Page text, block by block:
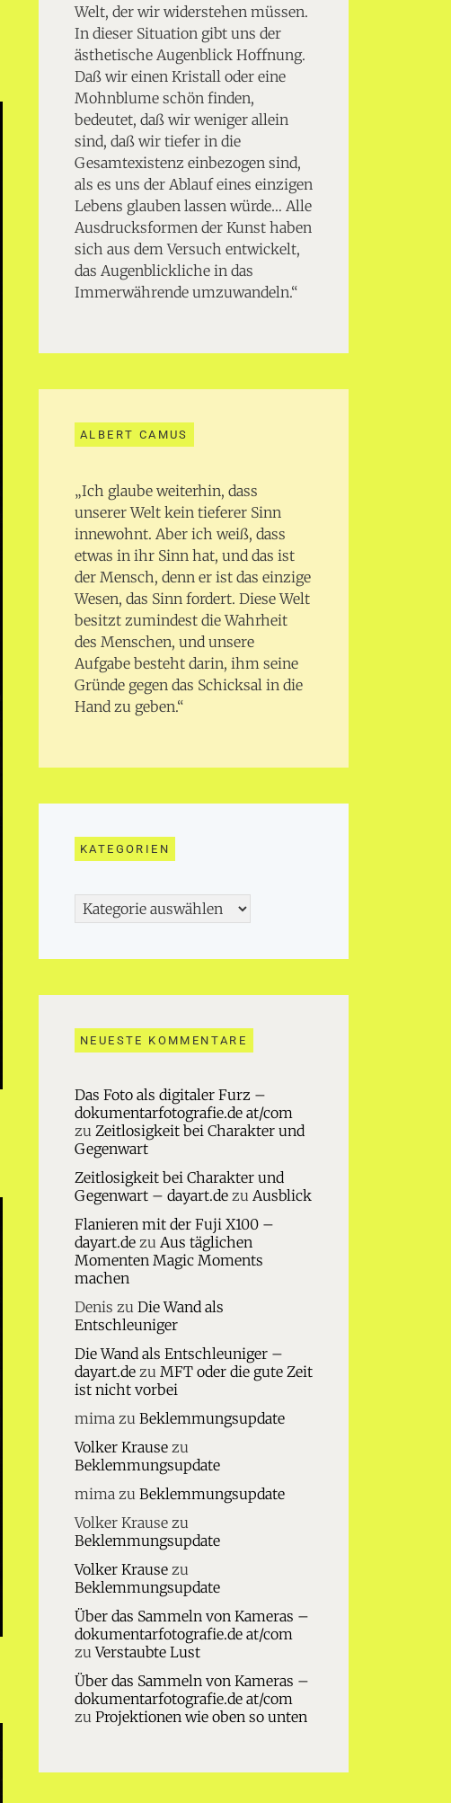
Welt, der wir widerstehen müssen.
In dieser Situation gibt uns der
ästhetische Augenblick Hoffnung.
Daß wir einen Kristall oder eine
Mohnblume schön finden,
bedeutet, daß wir weniger allein
sind, daß wir tiefer in die
Gesamtexistenz einbezogen sind,
als es uns der Ablauf eines einzigen
Lebens glauben lassen würde… Alle
Ausdrucksformen der Kunst haben
sich aus dem Versuch entwickelt,
das Augenblickliche in das
Immerwährende umzuwandeln.“
ALBERT CAMUS
„Ich glaube weiterhin, dass
unserer Welt kein tieferer Sinn
innewohnt. Aber ich weiß, dass
etwas in ihr Sinn hat, und das ist
der Mensch, denn er ist das einzige
Wesen, das Sinn fordert. Diese Welt
besitzt zumindest die Wahrheit
des Menschen, und unsere
Aufgabe besteht darin, ihm seine
Gründe gegen das Schicksal in die
Hand zu geben.“
KATEGORIEN
Kategorien
NEUESTE KOMMENTARE
Das Foto als digitaler Furz –
dokumentarfotografie.de at/com
zu Zeitlosigkeit bei Charakter und
Gegenwart
Zeitlosigkeit bei Charakter und
Gegenwart – dayart.dezu Ausblick
Flanieren mit der Fuji X100 –
dayart.dezu Aus täglichen
Momenten Magic Moments
machen
Denis zu Die Wand als
Entschleuniger
Die Wand als Entschleuniger –
dayart.dezu MFT oder die gute Zeit
ist nicht vorbei
mimazu Beklemmungsupdate
Volker Krausezu
Beklemmungsupdate
mimazu Beklemmungsupdate
Volker Krausezu
Beklemmungsupdate
Volker Krausezu
Beklemmungsupdate
Über das Sammeln von Kameras –
dokumentarfotografie.de at/com
zuVerstaubte Lust
Über das Sammeln von Kameras –
dokumentarfotografie.de at/com
zu Projektionen wie oben so unten